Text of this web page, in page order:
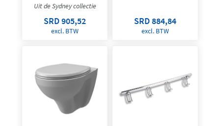
Uit de Sydney collectie
SRD 905,52
excl. BTW
SRD 884,84
excl. BTW